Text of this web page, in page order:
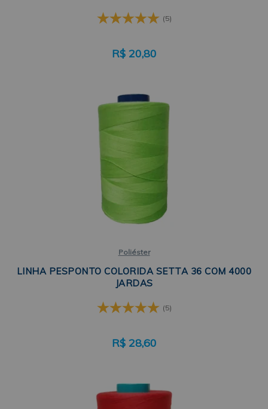
(5)
R$ 20,80
Poliéster
LINHA PESPONTO COLORIDA SETTA 36 COM 4000
JARDAS
(5)
R$ 28,60